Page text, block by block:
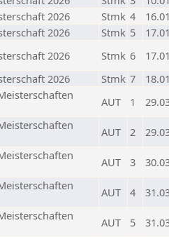
2026 Stmk 4
2026 Stmk 5
2026 Stmk 6
2026 Stmk 7
AUT 1
AUT 2
AUT 3
AUT 4
AUT 5